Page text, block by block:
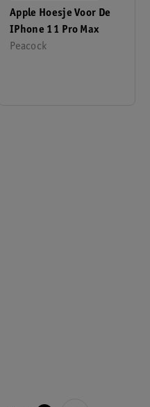
Apple Hoesje Voor De
IPhone 11 Pro Max
Peacock